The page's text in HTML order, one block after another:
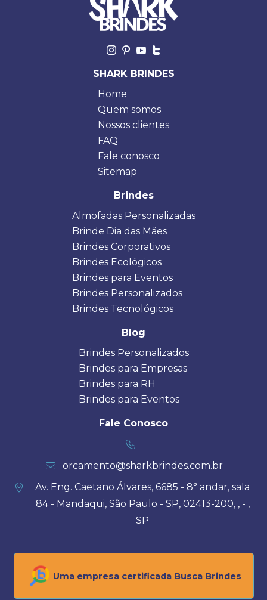
SHARK BRINDES
Home
Quem somos
Nossos clientes
FAQ
Fale conosco
Sitemap
Brindes
Almofadas Personalizadas
Brinde Dia das Mães
Brindes Corporativos
Brindes Ecológicos
Brindes para Eventos
Brindes Personalizados
Brindes Tecnológicos
Blog
Brindes Personalizados
Brindes para Empresas
Brindes para RH
Brindes para Eventos
Fale Conosco
orcamento@sharkbrindes.com.br
Av. Eng. Caetano Álvares, 6685 - 8° andar, sala
84 - Mandaqui, São Paulo - SP, 02413-200, , - ,
SP
Uma empresa certificada Busca Brindes